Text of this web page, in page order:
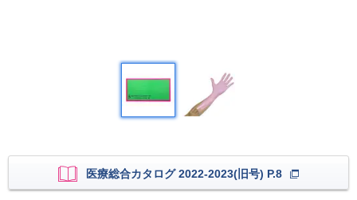
医療総合カタログ 2022-2023(旧号) P.8